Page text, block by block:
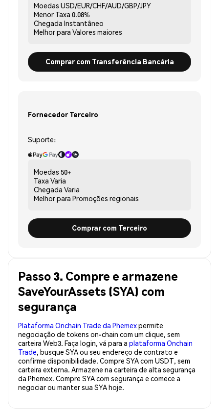
Moedas USD/EUR/CHF/AUD/GBP/JPY
Menor Taxa 0.08%
Chegada Instantâneo
Melhor para Valores maiores
Comprar com Transferência Bancária
Fornecedor Terceiro
Suporte:
Moedas 50+
Taxa Varia
Chegada Varia
Melhor para Promoções regionais
Comprar com Terceiro
Passo 3. Compre e armazene
SaveYourAssets (SYA) com
segurança
Plataforma Onchain Trade da Phemexpermite
negociação de tokens on-chain com um clique, sem
carteira Web3. Faça login, vá para a plataforma Onchain
Trade, busque SYA ou seu endereço de contrato e
confirme disponibilidade. Compre SYA com USDT, sem
carteira externa. Armazene na carteira de alta segurança
da Phemex. Compre SYA com segurança e comece a
negociar ou manter sua SYA hoje.